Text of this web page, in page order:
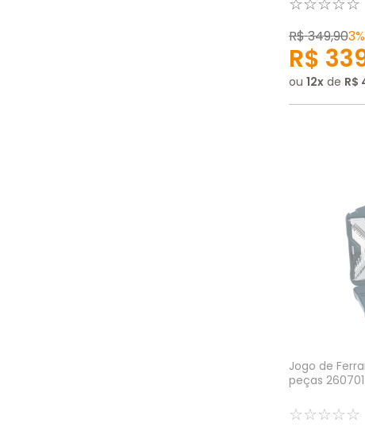
R$349,903%
R$
ou 12 de R$
Jogo de
peças
☆☆☆☆☆